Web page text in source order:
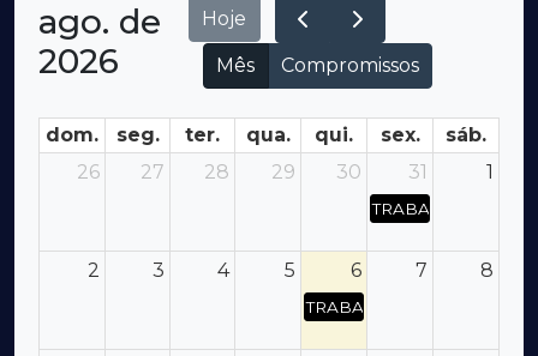
ago. de
2026
Hoje
Mês Compromissos
dom. seg. ter. qua. qui. sex.
sáb.
26
27 28 29 30 31
TRABALHISTA -
1
2 3 4 5 6
TRABALHISTA -
7 8